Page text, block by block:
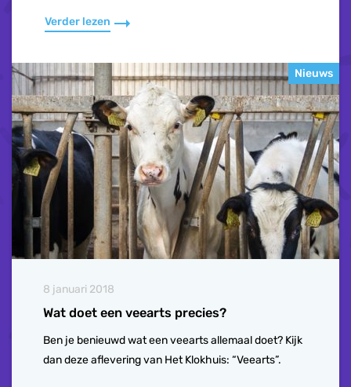
Verder lezen
Nieuws
8 januari 2018
Wat doet een veearts precies?
Ben je benieuwd wat een veearts allemaal doet? Kijk
dan deze aflevering van Het Klokhuis: “Veearts”.